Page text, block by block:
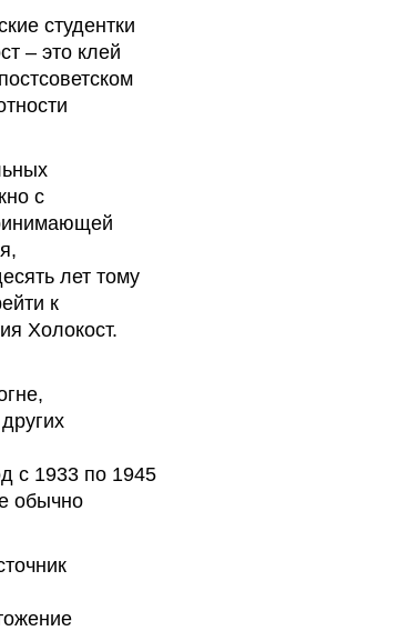
студентки
– это клей
с
лет тому
к
Холокост.
с 1933 по 1945
обычно